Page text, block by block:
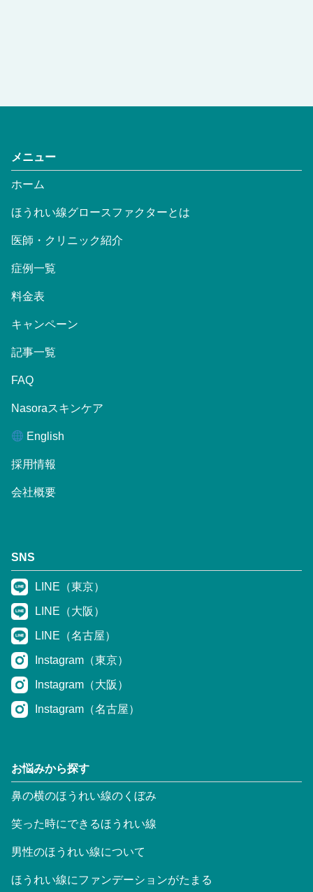
メニュー
ホーム
ほうれい線グロースファクターとは
医師・クリニック紹介
症例一覧
料金表
キャンペーン
記事一覧
FAQ
Nasoraスキンケア
English
採用情報
会社概要
SNS
LINE（東京）
LINE（大阪）
LINE（名古屋）
Instagram（東京）
Instagram（大阪）
Instagram（名古屋）
お悩みから探す
鼻の横のほうれい線のくぼみ
笑った時にできるほうれい線
男性のほうれい線について
ほうれい線にファンデーションがたまる